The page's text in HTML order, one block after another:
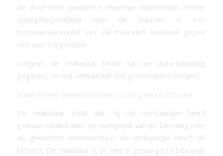
de door hem gewenste minimale huurtermijn zonder
opzegmogelijkheid voor de huurder in een
huurovereenkomst van 24 maanden wettelijk gezien
niet was toegestaan.
Volgens de makelaar heeft hij die waarschuwing
gegeven, terwijl verhuurder dat gemotiveerd betwist.
Waardering bewijsmiddelen: niet gewaarschuwd
De makelaar stelt dat hij de verhuurder heeft
gewaarschuwd voor de nietigheid van de bepaling over
de gewenste minimumduur, de verhuurder heeft dit
betwist. De makelaar is er niet in geslaagd te bewijzen